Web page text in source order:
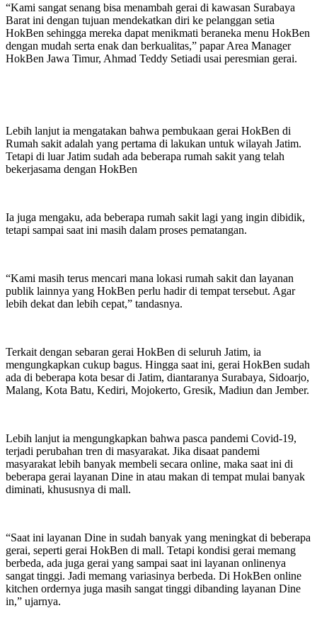
“Kami sangat senang bisa menambah gerai di kawasan Surabaya
Barat ini dengan tujuan mendekatkan diri ke pelanggan setia
HokBen sehingga mereka dapat menikmati beraneka menu HokBen
dengan mudah serta enak dan berkualitas,” papar Area Manager
HokBen Jawa Timur, Ahmad Teddy Setiadi usai peresmian gerai.
Lebih lanjut ia mengatakan bahwa pembukaan gerai HokBen di
Rumah sakit adalah yang pertama di lakukan untuk wilayah Jatim.
Tetapi di luar Jatim sudah ada beberapa rumah sakit yang telah
bekerjasama dengan HokBen
Ia juga mengaku, ada beberapa rumah sakit lagi yang ingin dibidik,
tetapi sampai saat ini masih dalam proses pematangan.
“Kami masih terus mencari mana lokasi rumah sakit dan layanan
publik lainnya yang HokBen perlu hadir di tempat tersebut. Agar
lebih dekat dan lebih cepat,” tandasnya.
Terkait dengan sebaran gerai HokBen di seluruh Jatim, ia
mengungkapkan cukup bagus. Hingga saat ini, gerai HokBen sudah
ada di beberapa kota besar di Jatim, diantaranya Surabaya, Sidoarjo,
Malang, Kota Batu, Kediri, Mojokerto, Gresik, Madiun dan Jember.
Lebih lanjut ia mengungkapkan bahwa pasca pandemi Covid-19,
terjadi perubahan tren di masyarakat. Jika disaat pandemi
masyarakat lebih banyak membeli secara online, maka saat ini di
beberapa gerai layanan Dine in atau makan di tempat mulai banyak
diminati, khususnya di mall.
“Saat ini layanan Dine in sudah banyak yang meningkat di beberapa
gerai, seperti gerai HokBen di mall. Tetapi kondisi gerai memang
berbeda, ada juga gerai yang sampai saat ini layanan onlinenya
sangat tinggi. Jadi memang variasinya berbeda. Di HokBen online
kitchen ordernya juga masih sangat tinggi dibanding layanan Dine
in,” ujarnya.